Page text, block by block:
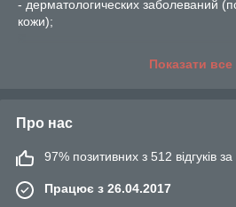
- дерматологических заболеваний
кожи);
- гипертонии и сердечно-сосудистых
- заболеваний суставов, артрита,
болезней, а также
Данные товары не являются
Показати все
Про нас
97% позитивних з 512 відгуків за
Працює з 26.04.2017